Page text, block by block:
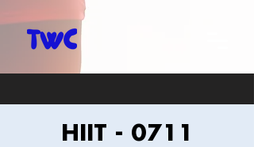
HIIT - 0711